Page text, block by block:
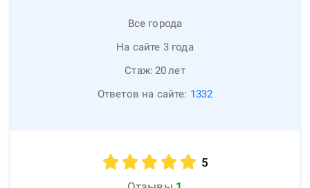
Все города
На сайте 3 года
Стаж: 20лет
Ответов на сайте: 1332
5